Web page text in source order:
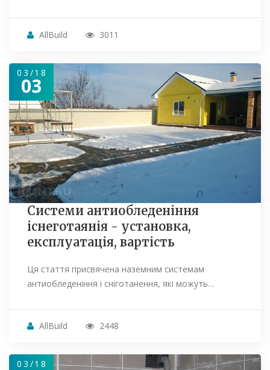
AllBuild 3011
03/18
03
Системи антиобледеніння
існеготаянія - установка,
експлуатація, вартість
Ця стаття присвячена наземним системам
антиобледеніння і сніготанення, які можуть…
AllBuild 2448
03/18